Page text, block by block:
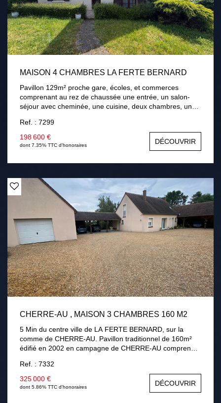
MAISON 4 CHAMBRES LA FERTE BERNARD
Pavillon 129m² proche gare, écoles, et commerces
comprenant au rez de chaussée une entrée, un salon-
séjour avec cheminée, une cuisine, deux chambres, une
d'eau avec wc, une salle de jeux. Sous-sol total. Terrain
de 768m² avec terrasse . Chauffage gaz de ville,
menuiseries bois double vitrage, assainissement collectif.
Ref. : 7299
198 600 €
dont 7.35% TTC d'honoraires DÉCOUVRIR
CHERRE-AU , MAISON 3 CHAMBRES 160 M2
5 Min du centre ville de LA FERTE BERNARD, sur la
comme de CHERRE-AU. Pavillon traditionnel de 160m²
édifié en 2002 en campagne de CHERRE-AU comprenant
cheminée insert, une cuisine aménagée équipée,
véranda, une chambre, une salle de bains avec douche,
un cellier, une chaufferie. A l'étage : palier desservant
deux chambres dont une 32m² pouvant être divisé, salle
Ref. : 7332
325 000 €
dont 5.86% TTC d'honoraires DÉCOUVRIR